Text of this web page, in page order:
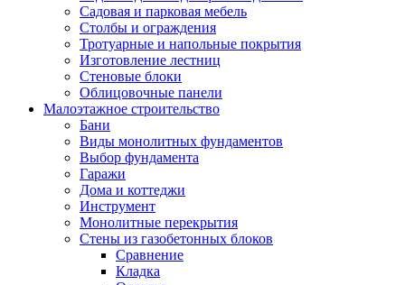
Садовая и парковая мебель
Столбы и ограждения
Тротуарные и напольные покрытия
Изготовление лестниц
Стеновые блоки
Облицовочные панели
Малоэтажное строительство
Бани
Виды монолитных фундаментов
Выбор фундамента
Гаражи
Дома и коттеджи
Инструмент
Монолитные перекрытия
Стены из газобетонных блоков
Сравнение
Кладка